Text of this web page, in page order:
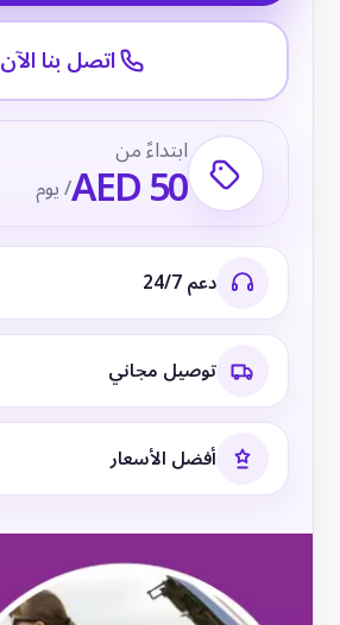
اتصل بنا الآن
ابتداءً من
AED 50/ يوم
دعم 24/7
توصيل مجاني
أفضل الأسعار